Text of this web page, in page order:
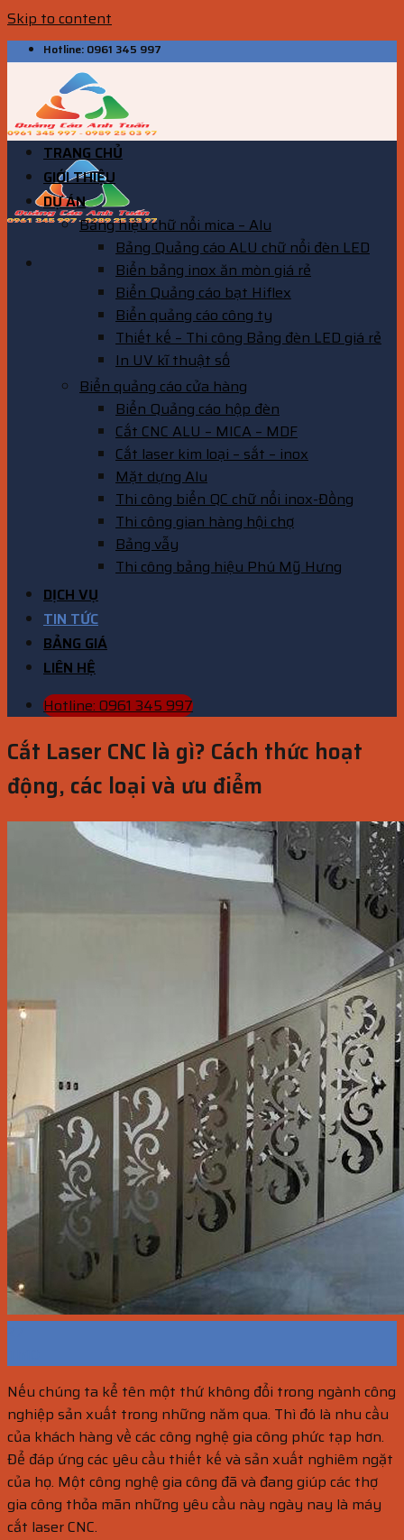
Skip to content
Hotline: 0961 345 997
TRANG CHỦ
GIỚI THIỆU
DỰ ÁN
Bảng hiệu chữ nổi mica – Alu
Bảng Quảng cáo ALU chữ nổi đèn LED
Biển bảng inox ăn mòn giá rẻ
Biển Quảng cáo bạt Hiflex
Biển quảng cáo công ty
Thiết kế – Thi công Bảng đèn LED giá rẻ
In UV kĩ thuật số
Biển quảng cáo cửa hàng
Biển Quảng cáo hộp đèn
Cắt CNC ALU – MICA – MDF
Cắt laser kim loại – sắt – inox
Mặt dựng Alu
Thi công biển QC chữ nổi inox-Đồng
Thi công gian hàng hội chợ
Bảng vẫy
Thi công bảng hiệu Phú Mỹ Hưng
DỊCH VỤ
TIN TỨC
BẢNG GIÁ
LIÊN HỆ
Hotline: 0961 345 997
Cắt Laser CNC là gì? Cách thức hoạt
động, các loại và ưu điểm
Nếu chúng ta kể tên một thứ không đổi trong ngành công
nghiệp sản xuất trong những năm qua. Thì đó là nhu cầu
của khách hàng về các công nghệ gia công phức tạp hơn.
Để đáp ứng các yêu cầu thiết kế và sản xuất nghiêm ngặt
của họ. Một công nghệ gia công đã và đang giúp các thợ
gia công thỏa mãn những yêu cầu này ngày nay là máy
cắt laser CNC.